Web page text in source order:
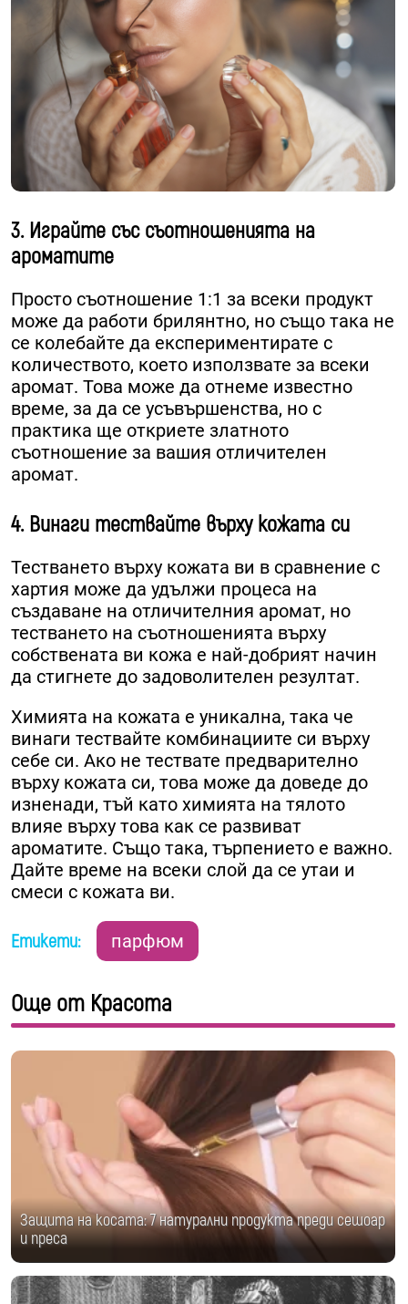
3. Играйте със съотношенията на
ароматите
Просто съотношение 1:1 за всеки продукт
може да работи брилянтно, но също така не
се колебайте да експериментирате с
количеството, което използвате за всеки
аромат. Това може да отнеме известно
време, за да се усъвършенства, но с
практика ще откриете златното
съотношение за вашия отличителен
аромат.
4. Винаги тествайте върху кожата си
Тестването върху кожата ви в сравнение с
хартия може да удължи процеса на
създаване на отличителния аромат, но
тестването на съотношенията върху
собствената ви кожа е най-добрият начин
да стигнете до задоволителен резултат.
Химията на кожата е уникална, така че
винаги тествайте комбинациите си върху
себе си. Ако не тествате предварително
върху кожата си, това може да доведе до
изненади, тъй като химията на тялото
влияе върху това как се развиват
ароматите. Също така, търпението е важно.
Дайте време на всеки слой да се утаи и
смеси с кожата ви.
Етикети: парфюм
Още от Красота
Защита на косата: 7 натурални продукта преди сешоар
и преса